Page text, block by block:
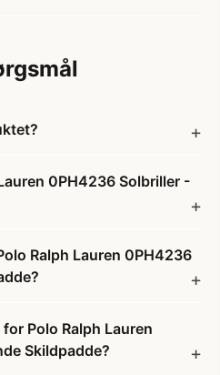
0PH4236 Solbriller -
Ralph Lauren 0PH4236
Polo Ralph Lauren
Skildpadde?